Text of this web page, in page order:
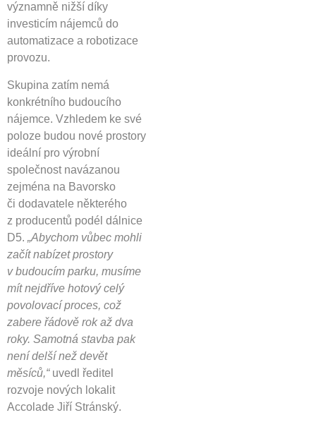
významně nižší díky
investicím nájemců do
automatizace a robotizace
provozu.
Skupina zatím nemá
konkrétního budoucího
nájemce. Vzhledem ke své
poloze budou nové prostory
ideální pro výrobní
společnost navázanou
zejména na Bavorsko
či dodavatele některého
z producentů podél dálnice
D5. „Abychom vůbec mohli
začít nabízet prostory
v budoucím parku, musíme
mít nejdříve hotový celý
povolovací proces, což
zabere řádově rok až dva
roky. Samotná stavba pak
není delší než devět
měsíců,“uvedl ředitel
rozvoje nových lokalit
Accolade Jiří Stránský.